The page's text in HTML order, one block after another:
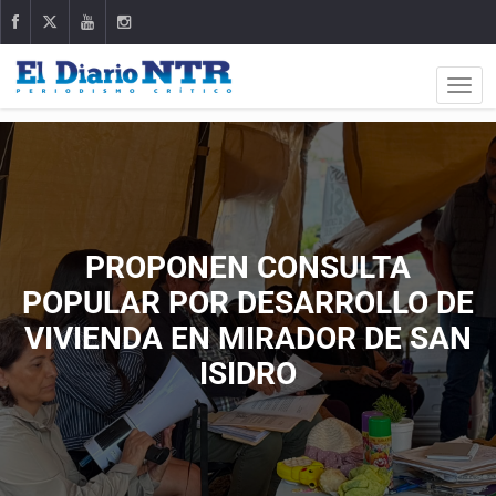
PROPONEN CONSULTA
POPULAR POR DESARROLLO DE
VIVIENDA EN MIRADOR DE SAN
ISIDRO